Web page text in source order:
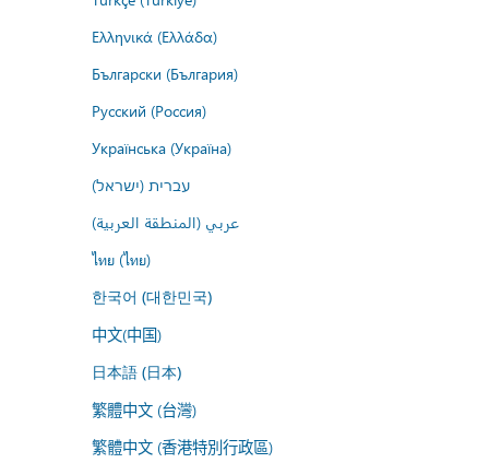
Ελληνικά (Ελλάδα)
Български (България)
Русский (Россия)
Українська (Україна)
עברית (ישראל)
عربي (المنطقة العربية)
ไทย (ไทย)
한국어 (대한민국)
中文(中国)
日本語 (日本)
繁體中文 (台灣)
繁體中文 (香港特別行政區)